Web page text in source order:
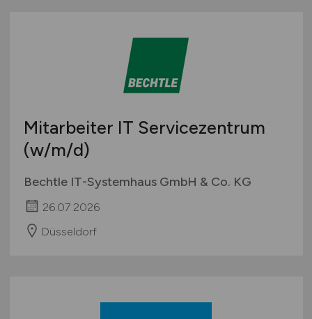
Mitarbeiter IT Servicezentrum
(w/m/d)
Bechtle IT-Systemhaus GmbH & Co. KG
26.07.2026
Düsseldorf